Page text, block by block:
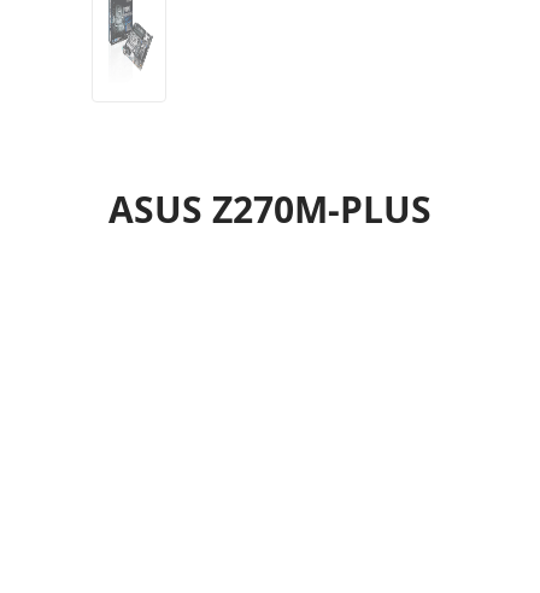
ASUS Z270M-PLUS